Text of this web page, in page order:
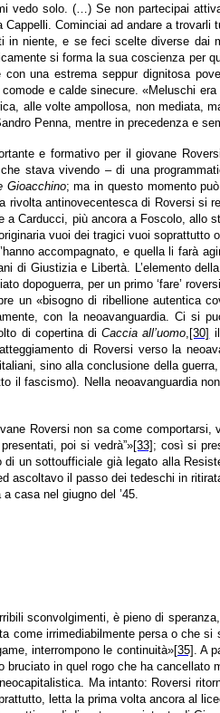
vedo solo. (…) Se non partecipai
Cappelli. Cominciai ad andare a
in niente, e se feci scelte diverse dai
si forma la sua coscienza per
con una estrema seppur dignitosa
e calde sinecure. «Meluschi
alle volte ampollosa, non mediata,
Penna, mentre in precedenza e
e formativo per il giovane
stava vivendo – di una
Gioacchino; ma in questo momento
rivolta antinovecentesca di Roversi
Carducci, più ancora a Foscolo, allo
vuoi dei tragici vuoi soprattutto
accompagnato, e quella li farà
di Giustizia e Libertà. L’elemento
dopoguerra, per un primo ‘fare’
un «bisogno di ribellione autentica
con la neoavanguardia. Ci si
di copertina diCaccia all’uomo [30]
di Roversi verso la
sino alla conclusione della
il fascismo). Nella neoavanguardia
Roversi non sa come
poi si vedrà”»[33] ; così si
un sottoufficiale già legato alla
ascoltavo il passo dei tedeschi in
a casa nel giugno del ’45.
sconvolgimenti, è pieno di
come irrimediabilmente persa o che
interrompono le continuità»[35] . A
bruciato in quel rogo che ha
Ma intanto: Roversi
letta la prima volta ancora al